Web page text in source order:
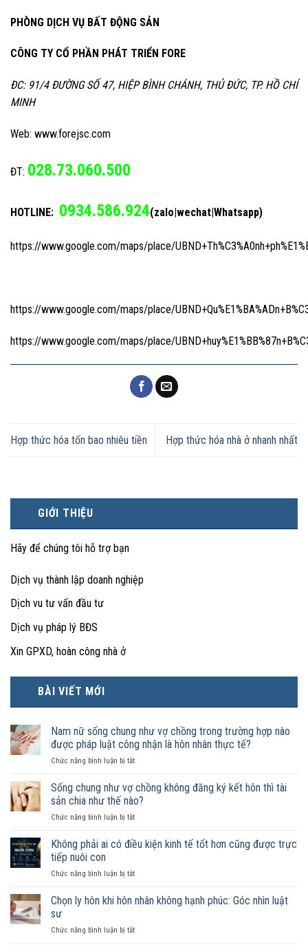
GIỚI THIỆU
Hãy để chúng tôi hỗ trợ bạn
Dịch vụ thành lập doanh nghiệp
Dịch vu tư vấn đầu tư
Dịch vụ pháp lý BĐS
Xin GPXD, hoàn công nhà ở
BÀI VIẾT MỚI
Nam nữ sống chung như vợ chồng trong trường hợp nào
được pháp luật công nhận là hôn nhân thực tế?
Chức năng bình luận bị tắtở
nữ
sống
chung
như
chồng
hợp
được
công
Sống chung như vợ chồng không đăng ký kết hôn thì tài
sản chia như thế nào?
Chức năng bình luận bị tắtở
chung
chồng
đăng
hôn
Không phải ai có điều kiện kinh tế tốt hơn cũng được trực
tiếp nuôi con
Chức năng bình luận bị tắtở
phải
điều
Chọn ly hôn khi hôn nhân không hạnh phúc: Góc nhìn luật
sư
Chức năng bình luận bị tắtở
PHÒNG DỊCH VỤ BẤT ĐỘNG SẢN
CÔNG TY CỔ PHẦN PHÁT TRIỂN FORE
ĐC: 91/4 ĐƯỜNG SỐ 47, HIỆP BÌNH CHÁNH, THỦ ĐỨC, TP. HỒ CHÍ
MINH
Web: www.forejsc.com
ĐT: 028.73.060.500
HOTLINE: 0934.586.924(zalo|wechat|Whatsapp)
https://www.google.com/maps/place/
https://www.google.com/maps/place/
https://www.google.com/maps/place/
Hợp thức hóa tốn bao nhiêu tiền Hợp thức hóa nhà ở nhanh nhất